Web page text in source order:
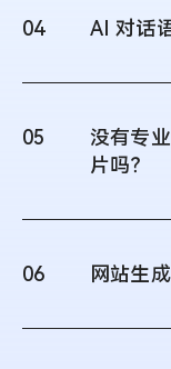
04 AI 对话
05
没有专
片吗？
06 网站生